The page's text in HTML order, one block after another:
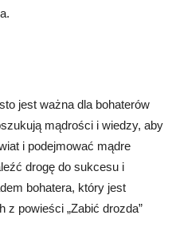
jest ważna dla bohaterów
mądrości i wiedzy, aby
i podejmować mądre
drogę do sukcesu i
bohatera, który jest
z powieści „Zabić drozda”